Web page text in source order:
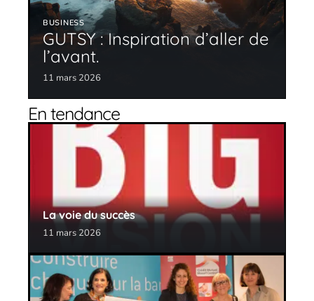
BUSINESS
GUTSY : Inspiration d’aller de
l’avant.
11 mars 2026
En tendance
La voie du succès
11 mars 2026